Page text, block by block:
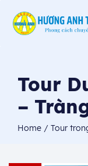
Tour
–
Home / Tour